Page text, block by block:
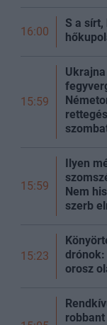
16:00
S a
15:59
15:59
Ilyen
Nem
szerb
15:23
orosz